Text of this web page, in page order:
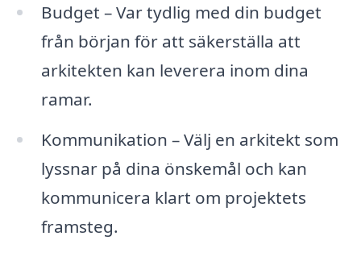
Budget – Var tydlig med din budget
från början för att säkerställa att
arkitekten kan leverera inom dina
ramar.
Kommunikation – Välj en arkitekt som
lyssnar på dina önskemål och kan
kommunicera klart om projektets
framsteg.